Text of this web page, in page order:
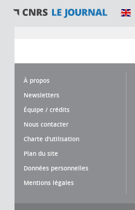
À propos
Newsletters
Équipe / crédits
Nous contacter
Charte d'utilisation
Plan du site
Données personnelles
Mentions légales